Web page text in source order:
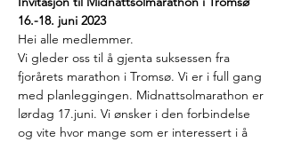
16.-18. juni 2023
Hei alle medlemmer.
Vi gleder oss til å gjenta suksessen fra
fjorårets marathon i Tromsø. Vi er i full gang
med planleggingen. Midnattsolmarathon er
lørdag 17.juni. Vi ønsker i den forbindelse
og vite hvor mange som er interessert i å